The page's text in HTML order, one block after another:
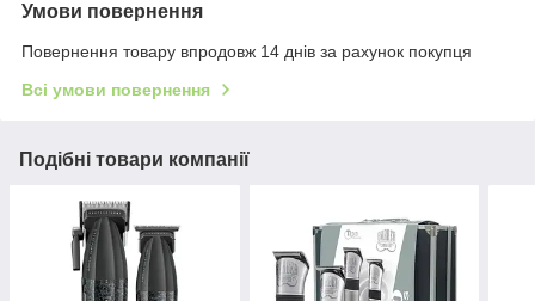
Умови повернення
Повернення товару впродовж 14 днів за рахунок покупця
Всі умови повернення
Подібні товари компанії